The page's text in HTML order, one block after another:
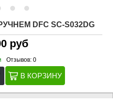
DFC SC-S032DG
руб
Отзывов: 0